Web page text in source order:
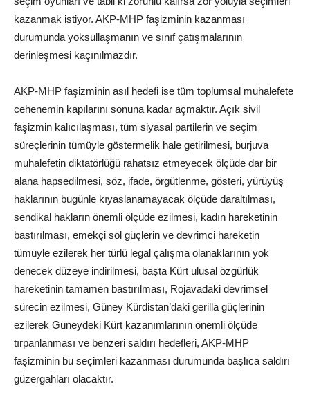
kazanmak istiyor. AKP-MHP faşizminin kazanması
durumunda yoksullaşmanın ve sınıf çatışmalarının
derinleşmesi kaçınılmazdır.
AKP-MHP faşizminin asıl hedefi ise tüm toplumsal muhalefete
cehenemin kapılarını sonuna kadar açmaktır. Açık sivil
faşizmin kalıcılaşması, tüm siyasal partilerin ve seçim
süreçlerinin tümüyle göstermelik hale getirilmesi, burjuva
muhalefetin diktatörlüğü rahatsız etmeyecek ölçüde dar bir
alana hapsedilmesi, söz, ifade, örgütlenme, gösteri, yürüyüş
haklarının bugünle kıyaslanamayacak ölçüde daraltılması,
sendikal hakların önemli ölçüde ezilmesi, kadın hareketinin
bastırılması, emekçi sol güçlerin ve devrimci hareketin
tümüyle ezilerek her türlü legal çalışma olanaklarının yok
denecek düzeye indirilmesi, başta Kürt ulusal özgürlük
hareketinin tamamen bastırılması, Rojavadaki devrimsel
sürecin ezilmesi, Güney Kürdistan’daki gerilla güçlerinin
ezilerek Güneydeki Kürt kazanımlarının önemli ölçüde
tırpanlanması ve benzeri saldırı hedefleri, AKP-MHP
faşizminin bu seçimleri kazanması durumunda başlıca saldırı
güzergahları olacaktır.